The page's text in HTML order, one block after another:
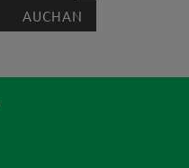
AUCHAN